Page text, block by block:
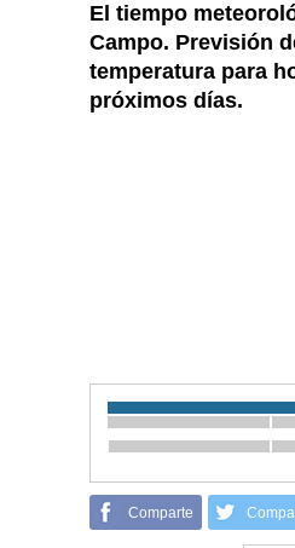
El tiempo
Campo. Previsión
temperatura para
próximos días.
Comparte